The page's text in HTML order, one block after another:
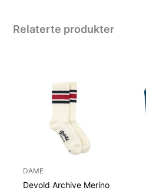
Relaterte produkter
DAME
Devold Archive Merino